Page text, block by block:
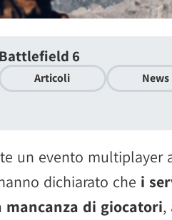
Battlefield 6
Articoli News
un evento multiplayer
dichiarato che i
mancanza di giocatori,